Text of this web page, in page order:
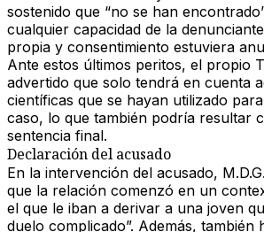
sostenido que “no se han
cualquier capacidad de la
propia y consentimiento estuviera
Ante estos últimos peritos, el propio
advertido que solo tendrá en cuenta
científicas que se hayan utilizado
caso, lo que también podría resultar
sentencia final.
Declaración del acusado
En la intervención del acusado,
que la relación comenzó en un
el que le iban a derivar a una joven
duelo complicado”. Además, también